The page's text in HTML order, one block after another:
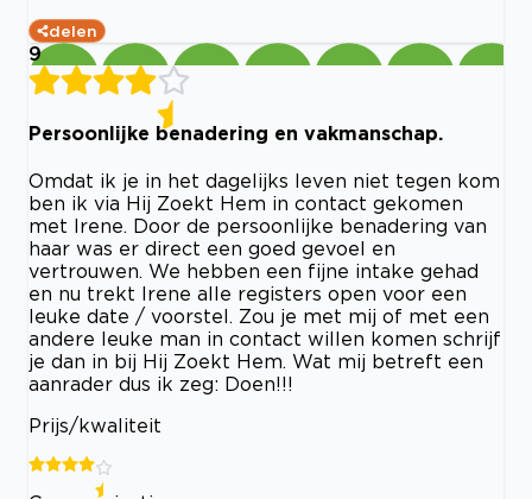
delen
9
Persoonlijke benadering en vakmanschap.
Omdat ik je in het dagelijks leven niet tegen kom
ben ik via Hij Zoekt Hem in contact gekomen
met Irene. Door de persoonlijke benadering van
haar was er direct een goed gevoel en
vertrouwen. We hebben een fijne intake gehad
en nu trekt Irene alle registers open voor een
leuke date / voorstel. Zou je met mij of met een
andere leuke man in contact willen komen schrijf
je dan in bij Hij Zoekt Hem. Wat mij betreft een
aanrader dus ik zeg: Doen!!!
Prijs/kwaliteit